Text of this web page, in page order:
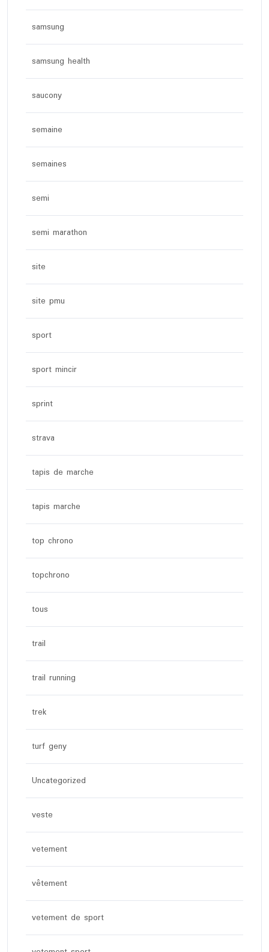
samsung
samsung health
saucony
semaine
semaines
semi
semi marathon
site
site pmu
sport
sport mincir
sprint
strava
tapis de marche
tapis marche
top chrono
topchrono
tous
trail
trail running
trek
turf geny
Uncategorized
veste
vetement
vêtement
vetement de sport